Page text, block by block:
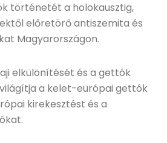
történetét a holokausztig,
előretörő antiszemita és
Magyarországon.
elkülönítését és a gettók
a kelet-európai gettók
kirekesztést és a